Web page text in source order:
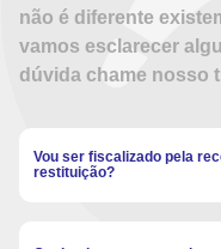
não é diferente
vamos esclarecer
dúvida chame nosso
Vou ser fiscalizado pela
restituição?